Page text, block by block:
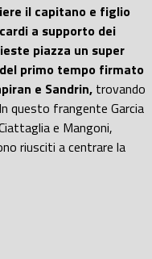
il capitano e figlio
a supporto dei
piazza un super
primo tempo firmato
e Sandrin, trovando
questo frangente Garcia
e Mangoni,
riusciti a centrare la